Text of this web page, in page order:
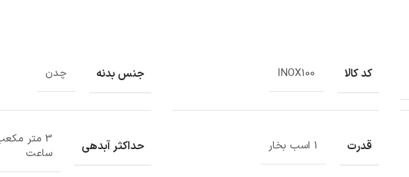
کد کالا INOX100 جنس بدنه چدن
قدرت 1 اسب بخار حداکثر آبدهی
3 متر
ساعت